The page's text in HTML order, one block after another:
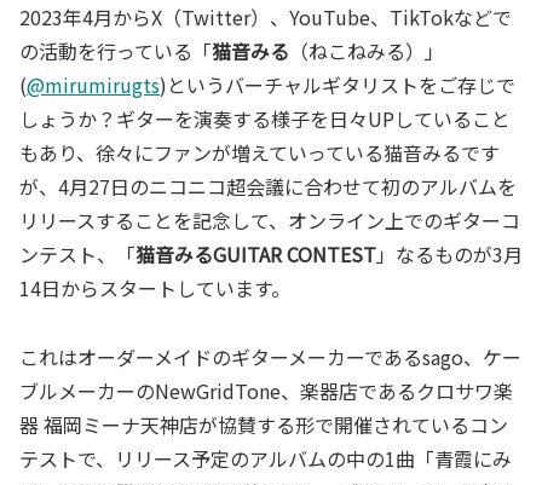
2023年4月からX（Twitter）、YouTube、TikTokなどで
の活動を行っている「猫音みる （ねこねみる）」
(@mirumirugts)というバーチャルギタリストをご存じで
しょうか？ギターを演奏する様子を日々UPしていること
もあり、徐々にファンが増えていっている猫音みるです
が、4月27日のニコニコ超会議に合わせて初のアルバムを
リリースすることを記念して、オンライン上でのギターコ
ンテスト、「猫音みるGUITAR CONTEST」なるものが3月
14日からスタートしています。
これはオーダーメイドのギターメーカーであるsago、ケー
ブルメーカーのNewGridTone、楽器店であるクロサワ楽
器 福岡ミーナ天神店が協賛する形で開催されているコン
テストで、リリース予定のアルバムの中の1曲「青霞にみ